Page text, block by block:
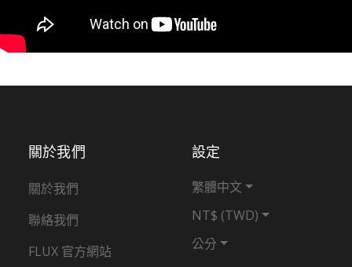
關於我們
關於我們
聯絡我們
FLUX 官方網站
設定
繁體中文
NT$ (TWD)
公分